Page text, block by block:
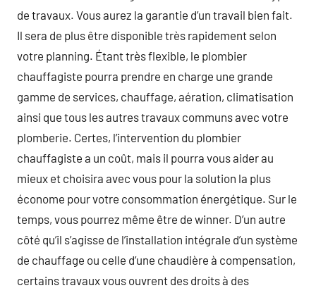
de travaux. Vous aurez la garantie d’un travail bien fait.
Il sera de plus être disponible très rapidement selon
votre planning. Étant très flexible, le plombier
chauffagiste pourra prendre en charge une grande
gamme de services, chauffage, aération, climatisation
ainsi que tous les autres travaux communs avec votre
plomberie. Certes, l’intervention du plombier
chauffagiste a un coût, mais il pourra vous aider au
mieux et choisira avec vous pour la solution la plus
économe pour votre consommation énergétique. Sur le
temps, vous pourrez même être de winner. D’un autre
côté qu’il s’agisse de l’installation intégrale d’un système
de chauffage ou celle d’une chaudière à compensation,
certains travaux vous ouvrent des droits à des